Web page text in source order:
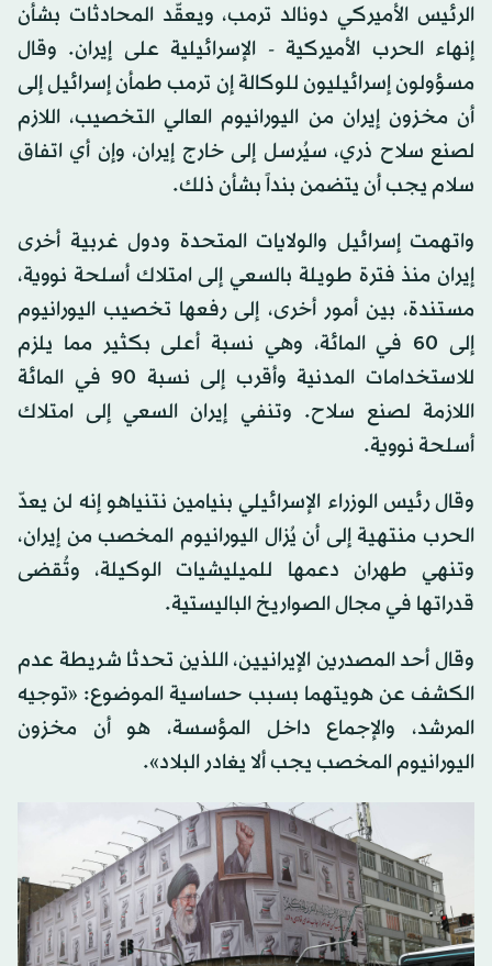
الرئيس الأميركي دونالد ترمب، ويعقّد المحادثات بشأن
إنهاء الحرب الأميركية - الإسرائيلية على إيران. وقال
مسؤولون إسرائيليون للوكالة إن ترمب طمأن إسرائيل إلى
أن مخزون إيران من اليورانيوم العالي التخصيب، اللازم
لصنع سلاح ذري، سيُرسل إلى خارج إيران، وإن أي اتفاق
سلام يجب أن يتضمن بنداً بشأن ذلك.
واتهمت إسرائيل والولايات المتحدة ودول غربية أخرى
إيران منذ فترة طويلة بالسعي إلى امتلاك أسلحة نووية،
مستندة، بين أمور أخرى، إلى رفعها تخصيب اليورانيوم
إلى 60 في المائة، وهي نسبة أعلى بكثير مما يلزم
للاستخدامات المدنية وأقرب إلى نسبة 90 في المائة
اللازمة لصنع سلاح. وتنفي إيران السعي إلى امتلاك
أسلحة نووية.
وقال رئيس الوزراء الإسرائيلي بنيامين نتنياهو إنه لن يعدّ
الحرب منتهية إلى أن يُزال اليورانيوم المخصب من إيران،
وتنهي طهران دعمها للميليشيات الوكيلة، وتُقضى
قدراتها في مجال الصواريخ الباليستية.
وقال أحد المصدرين الإيرانيين، اللذين تحدثا شريطة عدم
الكشف عن هويتهما بسبب حساسية الموضوع: «توجيه
المرشد، والإجماع داخل المؤسسة، هو أن مخزون
اليورانيوم المخصب يجب ألا يغادر البلاد».